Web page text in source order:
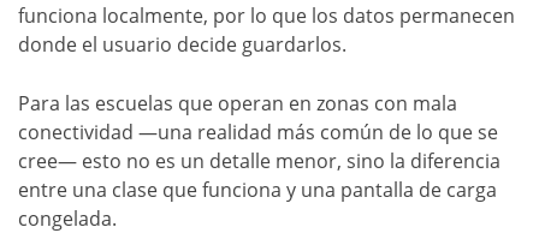
funciona localmente, por lo que los datos permanecen
donde el usuario decide guardarlos.
Para las escuelas que operan en zonas con mala
conectividad —una realidad más común de lo que se
cree— esto no es un detalle menor, sino la diferencia
entre una clase que funciona y una pantalla de carga
congelada.